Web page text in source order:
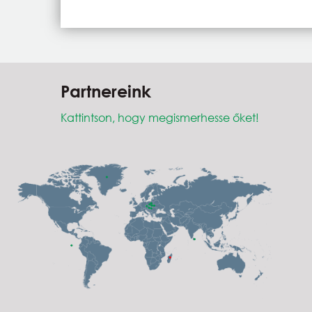
Partnereink
Kattintson, hogy megismerhesse őket!